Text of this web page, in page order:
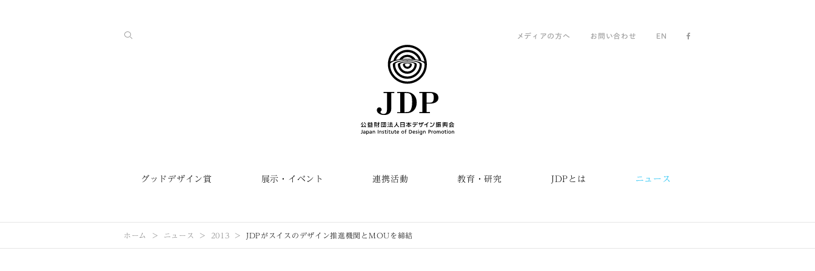
メディアの方へ お問い合わせ EN
グッドデザイン賞 展示・イベント 連携活動 教育・研究 JDPとは ニュース
ホーム ニュース 2013 JDPがスイスのデザイン推進機関とMOUを締結